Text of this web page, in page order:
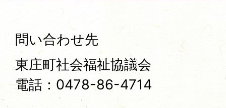
問い合わせ先
東庄町社会福祉協議会
電話：0478-86-4714